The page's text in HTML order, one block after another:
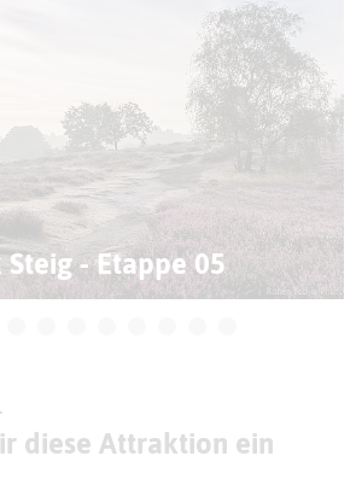
- Etappe 05
diese Attraktion ein